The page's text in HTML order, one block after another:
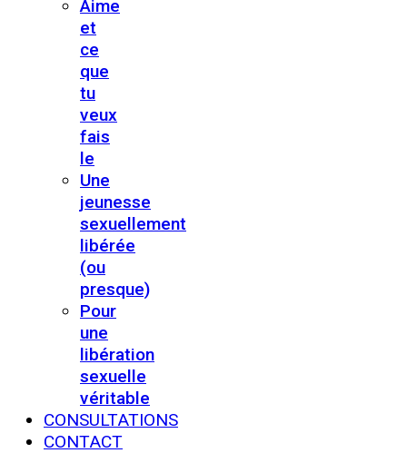
Aime
et
ce
que
tu
veux
fais
le
Une
jeunesse
sexuellement
libérée
(ou
presque)
Pour
une
libération
sexuelle
véritable
CONSULTATIONS
CONTACT